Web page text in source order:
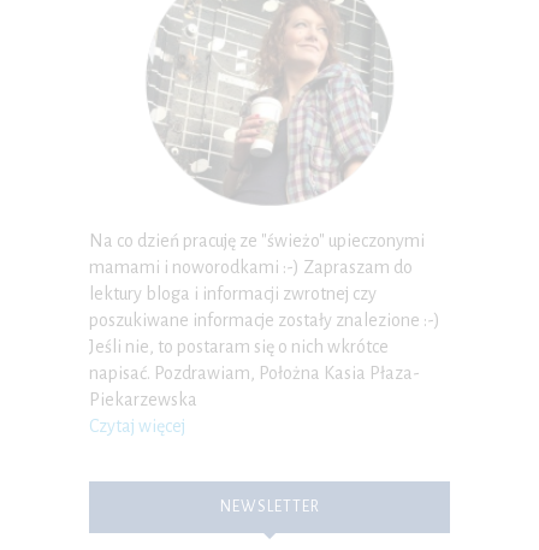
Na co dzień pracuję ze "świeżo" upieczonymi
mamami i noworodkami :-) Zapraszam do
lektury bloga i informacji zwrotnej czy
poszukiwane informacje zostały znalezione :-)
Jeśli nie, to postaram się o nich wkrótce
napisać. Pozdrawiam, Położna Kasia Płaza-
Piekarzewska
Czytaj więcej
NEWSLETTER